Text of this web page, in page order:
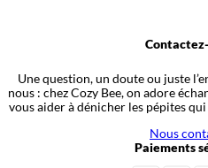
Une question, un doute ou juste
nous : chez Cozy Bee, on adore
vous aider à dénicher les pépites
Nous
Paiements